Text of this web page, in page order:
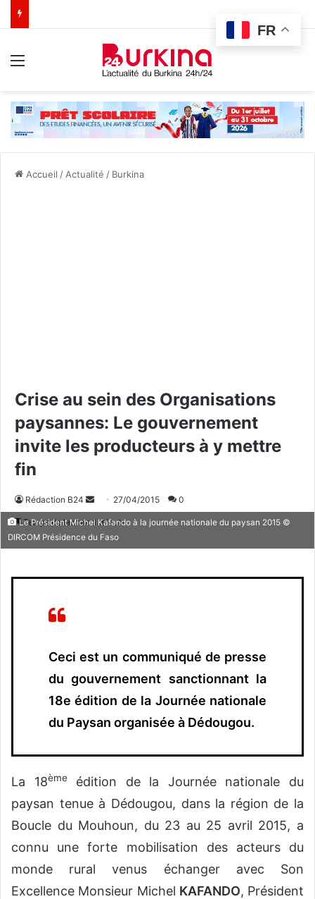
Accueil / Actualité / Burkina
Crise au sein des Organisations
paysannes: Le gouvernement
invite les producteurs à y mettre
fin
Rédaction B24
v
o
c
u
r
r
e
27/04/2015 0
Temps de lecture 1 minute
Le Président Michel Kafando à la journée nationale du paysan 2015 ©
DIRCOM Présidence du Faso
Ceci est un communiqué de presse
du gouvernement sanctionnant la
18e édition de la Journée nationale
du Paysan organisée à Dédougou.
La 18ème
édition de la Journée nationale du
paysan tenue à Dédougou, dans la région de la
Boucle du Mouhoun, du 23 au 25 avril 2015, a
connu une forte mobilisation des acteurs du
monde rural venus échanger avec Son
Excellence Monsieur Michel KAFANDO, Président
FR